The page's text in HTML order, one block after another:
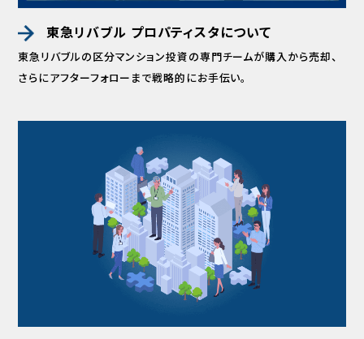
東急リバブル プロパティスタについて
東急リバブルの区分マンション投資の専門チームが購入から売却、
さらにアフターフォローまで戦略的にお手伝い。